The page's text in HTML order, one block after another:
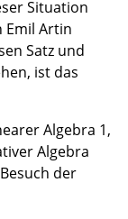
Situation
Emil Artin
Satz und
ist das
Algebra 1,
Algebra
der